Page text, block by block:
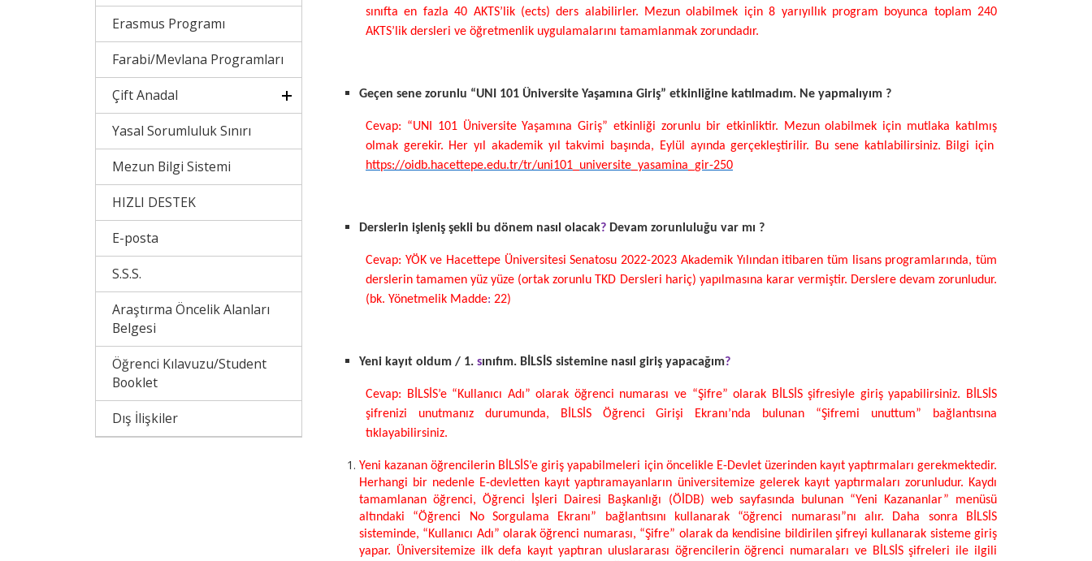
Erasmus Programı
Farabi/Mevlana Programları
Çift Anadal
Yasal Sorumluluk Sınırı
Mezun Bilgi Sistemi
HIZLI DESTEK
E-posta
S.S.S.
Araştırma Öncelik Alanları
Belgesi
Öğrenci Kılavuzu/Student
Booklet
Dış İlişkiler
sınıfta en fazla 40 AKTS’lik (ects) ders alabilirler. Mezun olabilmek için 8 yarıyıllık program boyunca toplam 240
AKTS’lik dersleri ve öğretmenlik uygulamalarını tamamlanmak zorundadır.
Geçen sene zorunlu “UNI 101 Üniversite Yaşamına Giriş” etkinliğine katılmadım. Ne yapmalıyım ?
Cevap: “UNI 101 Üniversite Yaşamına Giriş” etkinliği zorunlu bir etkinliktir. Mezun olabilmek için mutlaka katılmış
olmak gerekir. Her yıl akademik yıl takvimi başında, Eylül ayında gerçekleştirilir. Bu sene katılabilirsiniz. Bilgi için
https://oidb.hacettepe.edu.tr/tr/uni101_universite_yasamina_gir-250
Derslerin işleniş şekli bu dönem nasıl olacak? Devam zorunluluğu var mı ?
Cevap: YÖK ve Hacettepe Üniversitesi Senatosu 2022-2023 Akademik Yılından itibaren tüm lisans programlarında, tüm
derslerin tamamen yüz yüze (ortak zorunlu TKD Dersleri hariç) yapılmasına karar vermiştir. Derslere devam zorunludur.
(bk. Yönetmelik Madde: 22)
Yeni kayıt oldum / 1. sınıfım. BİLSİS sistemine nasıl giriş yapacağım?
Cevap:
BİLSİS’e “Kullanıcı Adı” olarak öğrenci numarası ve “Şifre” olarak BİLSİS şifresiyle giriş yapabilirsiniz. BİLSİS
şifrenizi unutmanız durumunda, BİLSİS Öğrenci Girişi Ekranı’nda bulunan “Şifremi unuttum” bağlantısına
tıklayabilirsiniz.
Yeni kazanan öğrencilerin BİLSİS’e giriş yapabilmeleri için öncelikle E-Devlet üzerinden kayıt yaptırmaları gerekmektedir.
Herhangi bir nedenle E-devletten kayıt yaptıramayanların üniversitemize gelerek kayıt yaptırmaları zorunludur. Kaydı
tamamlanan öğrenci, Öğrenci İşleri Dairesi Başkanlığı (ÖİDB) web sayfasında bulunan “Yeni Kazananlar” menüsü
altındaki “Öğrenci No Sorgulama Ekranı” bağlantısını kullanarak “öğrenci numarası”nı alır. Daha sonra BİLSİS
sisteminde, “Kullanıcı Adı” olarak öğrenci numarası, “Şifre” olarak da kendisine bildirilen şifreyi kullanarak sisteme giriş
yapar. Üniversitemize ilk defa kayıt yaptıran uluslararası öğrencilerin öğrenci numaraları ve BİLSİS şifreleri ile ilgili